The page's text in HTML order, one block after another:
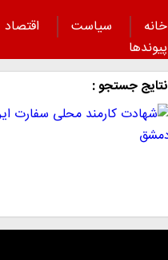
خانه سیاست اقتصاد
پیوند‌ها
نتایج جستجو :